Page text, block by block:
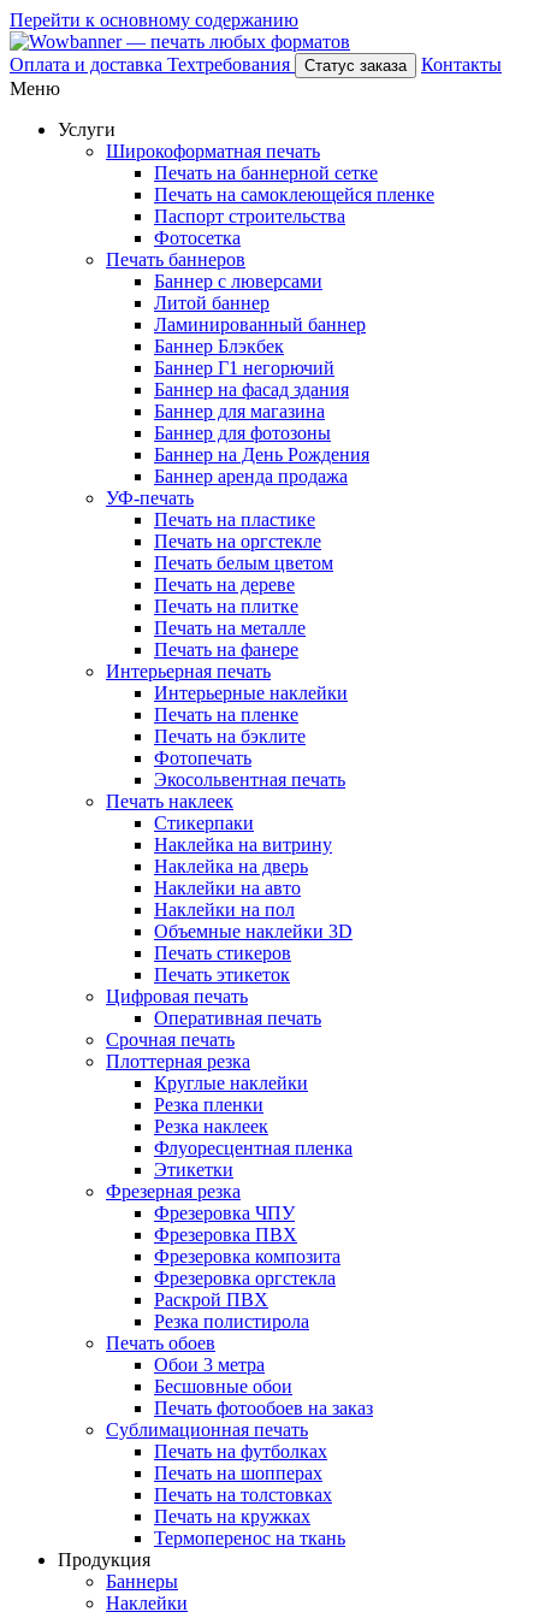
Перейти к основному содержанию
Оплата и доставка Техтребования Статус заказа
Контакты
Меню
Услуги
Широкоформатная печать
Печать на баннерной сетке
Печать на самоклеющейся пленке
Паспорт строительства
Фотосетка
Печать баннеров
Баннер с люверсами
Литой баннер
Ламинированный баннер
Баннер Блэкбек
Баннер Г1 негорючий
Баннер на фасад здания
Баннер для магазина
Баннер для фотозоны
Баннер на День Рождения
Баннер аренда продажа
УФ-печать
Печать на пластике
Печать на оргстекле
Печать белым цветом
Печать на дереве
Печать на плитке
Печать на металле
Печать на фанере
Интерьерная печать
Интерьерные наклейки
Печать на пленке
Печать на бэклите
Фотопечать
Экосольвентная печать
Печать наклеек
Стикерпаки
Наклейка на витрину
Наклейка на дверь
Наклейки на авто
Наклейки на пол
Объемные наклейки 3D
Печать стикеров
Печать этикеток
Цифровая печать
Оперативная печать
Срочная печать
Плоттерная резка
Круглые наклейки
Резка пленки
Резка наклеек
Флуоресцентная пленка
Этикетки
Фрезерная резка
Фрезеровка ЧПУ
Фрезеровка ПВХ
Фрезеровка композита
Фрезеровка оргстекла
Раскрой ПВХ
Резка полистирола
Печать обоев
Обои 3 метра
Бесшовные обои
Печать фотообоев на заказ
Сублимационная печать
Печать на футболках
Печать на шопперах
Печать на толстовках
Печать на кружках
Термоперенос на ткань
Продукция
Баннеры
Наклейки